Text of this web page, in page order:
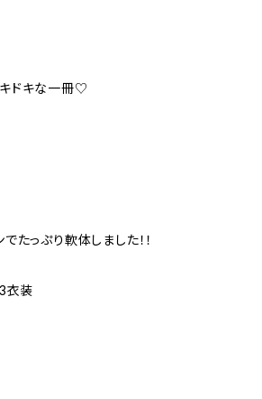
ドキな一冊♡
たっぷり軟体しました！！
衣装